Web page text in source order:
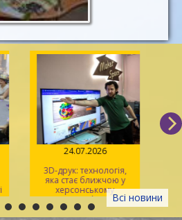
Всі новини
24.07.2026
3D-друк: технологія,
яка стає ближчою у
херсонському
просторі Maker Space